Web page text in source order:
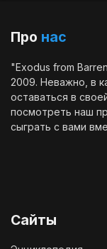
Про нас
"Exodus from
2009. Неважно, в
оставаться в
посмотреть наш
сыграть с вами
Сайты